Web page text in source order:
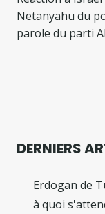
de
Netanyahu du
parole du parti
DERNIERS
Erdogan de
à quoi